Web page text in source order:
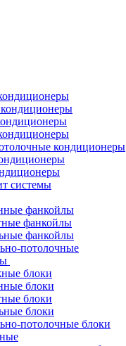
кондиционеры
системы
фанкойлы
фанкойлы
фанкойлы
потолочные
блоки
блоки
блоки
блоки
потолочные блоки